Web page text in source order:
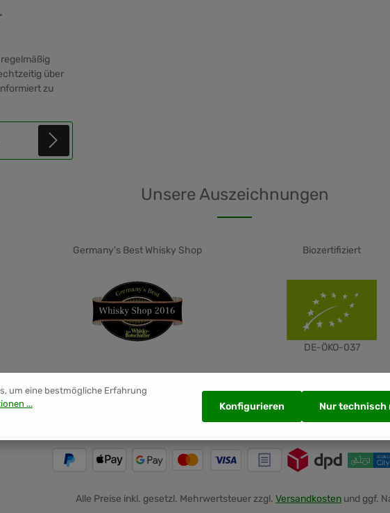
über
zu
Unsere Auszeichnungen
Germany's Best Whisky Shop Biozertifiziert
DE-ÖKO-037
Alle Preise inkl. gesetzl. Mehrwertsteuer zzgl. Versandkosten und ggf.
um eine bestmögliche Erfahrung
...
Nur technisch
Konfigurieren